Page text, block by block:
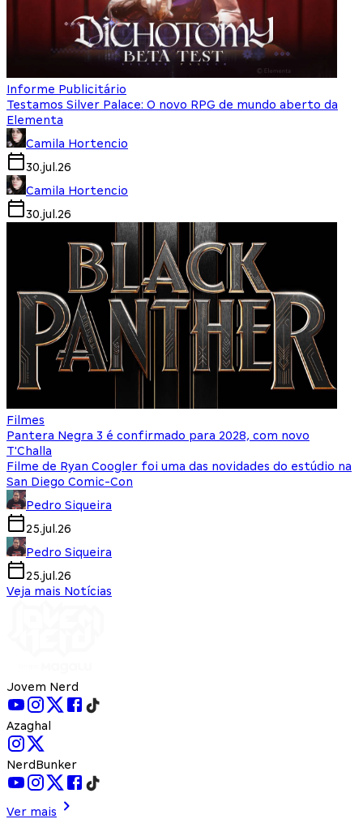
Informe Publicitário
Testamos Silver Palace: O novo RPG de mundo aberto da
Elementa
Camila Hortencio
30.jul.26
Camila Hortencio
30.jul.26
Filmes
Pantera Negra 3 é confirmado para 2028, com novo
T'Challa
Filme de Ryan Coogler foi uma das novidades do estúdio na
San Diego Comic-Con
Pedro Siqueira
25.jul.26
Pedro Siqueira
25.jul.26
Veja mais Notícias
Jovem Nerd
Azaghal
NerdBunker
Ver mais